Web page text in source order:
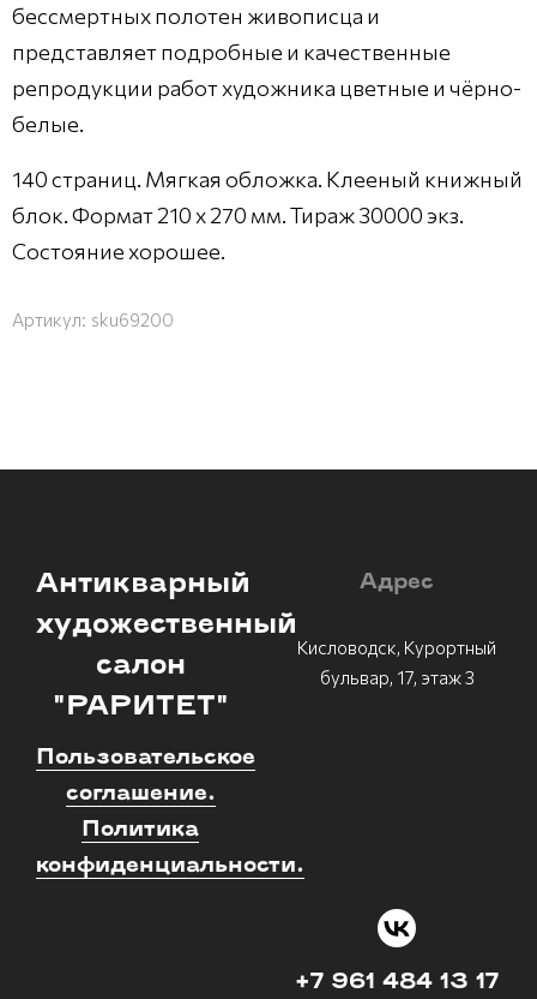
бессмертных полотен живописца и
представляет подробные и качественные
репродукции работ художника цветные и чёрно-
белые.
140 страниц. Мягкая обложка. Клееный книжный
блок. Формат 210 х 270 мм. Тираж 30000 экз.
Состояние хорошее.
Артикул: sku69200
Антикварный
художественный
салон
"РАРИТЕТ"
Пользовательское
соглашение.
Политика
конфиденциальности.
Адрес
Кисловодск, Курортный
бульвар, 17, этаж 3
+7 961 484 13 17